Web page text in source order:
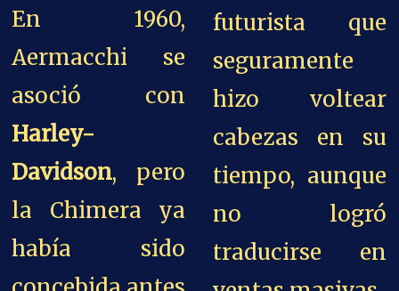
En 1960,
Aermacchi se
asoció con
Harley-
Davidson, pero
la Chimera ya
había sido
futurista que
seguramente
hizo voltear
cabezas en su
tiempo, aunque
no logró
traducirse en